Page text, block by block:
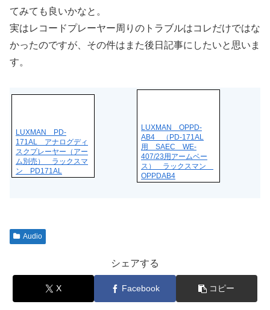
てみても良いかなと。
実はレコードプレーヤー周りのトラブルはコレだけではな
かったのですが、その件はまた後日記事にしたいと思いま
す。
LUXMAN PD-
171AL アナログディ
スクプレーヤー（アー
ム別売） ラックスマ
ン PD171AL
LUXMAN OPPD-
AB4 （PD-171AL
用 SAEC WE-
407/23用アームベー
ス） ラックスマン
OPPDAB4
Audio
シェアする
X Facebook コピー